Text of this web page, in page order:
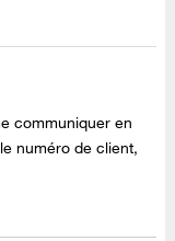
communiquer en
numéro de client,